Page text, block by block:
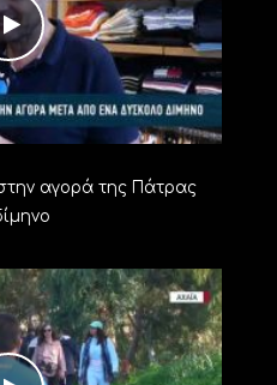
αγορά της Πάτρας